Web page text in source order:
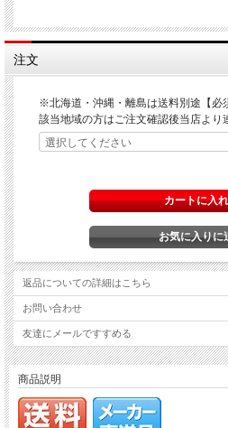
注文
※北海道・沖縄・離島は送料別途【必
該当地域の方はご注文確認後当店より
返品についての詳細はこちら
お問い合わせ
友達にメールですすめる
商品説明